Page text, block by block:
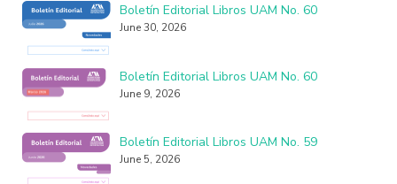
Boletín Editorial Libros UAM No. 60
June 30, 2026
Boletín Editorial Libros UAM No. 60
June 9, 2026
Boletín Editorial Libros UAM No. 59
June 5, 2026